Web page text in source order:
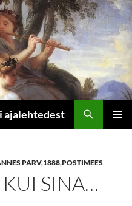
ajalehtedest
PARV,1888,POSTIMEES
SINA…